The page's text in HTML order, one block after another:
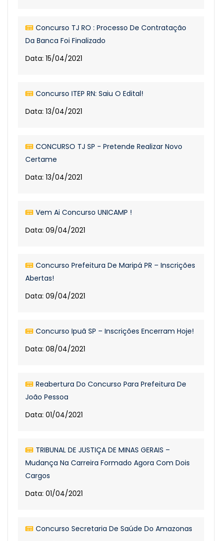
Concurso TJ RO : Processo De Contratação
Da Banca Foi Finalizado
Data: 15/04/2021
Concurso ITEP RN: Saiu O Edital!
Data: 13/04/2021
CONCURSO TJ SP - Pretende Realizar Novo
Certame
Data: 13/04/2021
Vem Ai Concurso UNICAMP !
Data: 09/04/2021
Concurso Prefeitura De Maripá PR – Inscrições
Abertas!
Data: 09/04/2021
Concurso Ipuã SP – Inscrições Encerram Hoje!
Data: 08/04/2021
Reabertura Do Concurso Para Prefeitura De
João Pessoa
Data: 01/04/2021
TRIBUNAL DE JUSTIÇA DE MINAS GERAIS –
Mudança Na Carreira Formado Agora Com Dois
Cargos
Data: 01/04/2021
Concurso Secretaria De Saúde Do Amazonas